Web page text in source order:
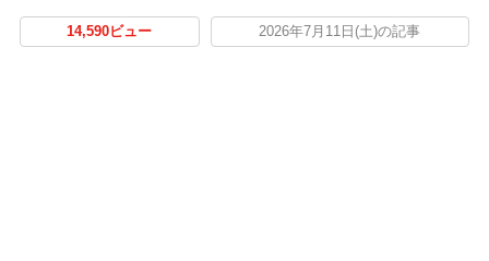
14,590ビュー 2026年7月11日(土)の記事